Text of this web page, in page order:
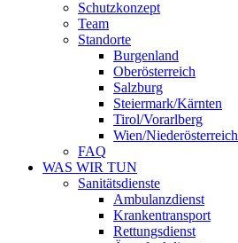
Schutzkonzept
Team
Standorte
Burgenland
Oberösterreich
Salzburg
Steiermark/Kärnten
Tirol/Vorarlberg
Wien/Niederösterreich
FAQ
WAS WIR TUN
Sanitätsdienste
Ambulanzdienst
Krankentransport
Rettungsdienst